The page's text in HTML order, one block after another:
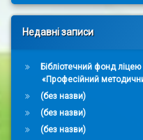
Недавні записи
Бібліотечний фонд
«Професійний
(без назви)
(без назви)
(без назви)